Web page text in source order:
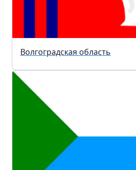
Волгоградская область